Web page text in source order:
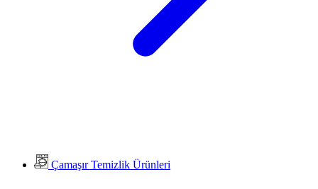
Çamaşır Temizlik Ürünleri